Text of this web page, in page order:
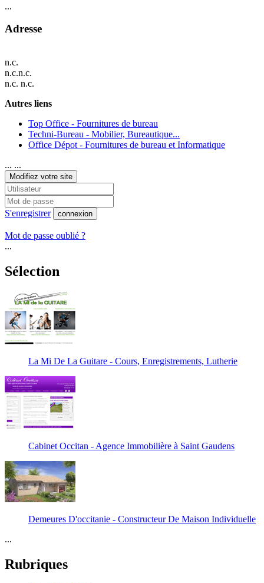
...
Adresse
n.c.
n.c.n.c.
n.c. n.c.
Autres liens
Top Office - Fournitures de bureau
Techni-Bureau - Mobilier, Bureautique...
Office Dépot - Fournitures de bureau et Informatique
... ...
Modifiez votre site
S'enregistrer connexion
Mot de passe oublié ?
...
Sélection
La Mi De La Guitare - Cours, Enregistrements, Lutherie
Cabinet Occitan - Agence Immobilière à Saint Gaudens
Demeures D'occitanie - Constructeur De Maison Individuelle
...
Rubriques